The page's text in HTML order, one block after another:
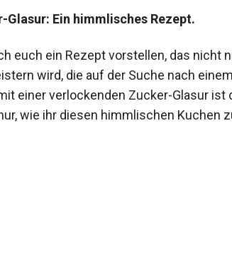
Ein himmlisches Rezept.
euch ein Rezept vorstellen, das nicht
wird, die auf der Suche nach
einer verlockenden Zucker-Glasur
wie ihr diesen himmlischen Kuchen